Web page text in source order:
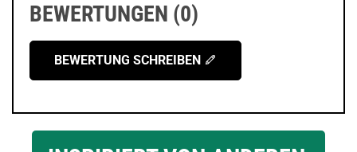
BEWERTUNGEN (0)
BEWERTUNG SCHREIBEN